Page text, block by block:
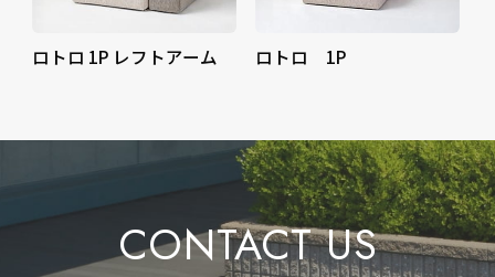
ロトロ 1P レフトアーム ロトロ 1P
CONTACT US